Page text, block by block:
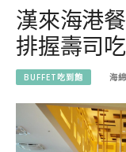
漢來海港
排握壽司
BUFFET吃到飽 海